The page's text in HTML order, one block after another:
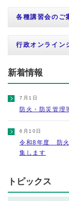
各種講習会のご
行政オンライン
新着情報
7月1日
防火・防災管理
6月10日
令和8年度 防火
集します
トピックス